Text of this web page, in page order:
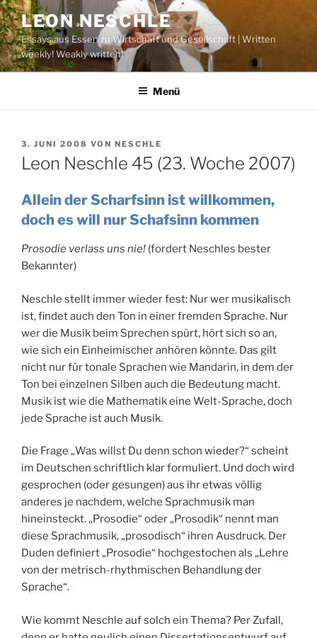
Zum
Inhalt
springen
LEON NESCHLE
Essays aus Essen zu Wirtschaft und Gesellschaft | Written
weekly! Weakly written!
Menü
VERÖFFENTLICHT
AM
3. JUNI 2008 VON NESCHLE
Leon Neschle 45 (23. Woche 2007)
Allein der Scharfsinn ist willkommen,
doch es will nur Schafsinn kommen
Prosodie verlass uns nie! (fordert Neschles bester
Bekannter)
Neschle stellt immer wieder fest: Nur wer musikalisch
ist, findet auch den Ton in einer fremden Sprache. Nur
wer die Musik beim Sprechen spürt, hört sich so an,
wie sich ein Einheimischer anhören könnte. Das gilt
nicht nur für tonale Sprachen wie Mandarin, in dem der
Ton bei einzelnen Silben auch die Bedeutung macht.
Musik ist wie die Mathematik eine Welt-Sprache, doch
jede Sprache ist auch Musik.
Die Frage „Was willst Du denn schon wieder?“ scheint
im Deutschen schriftlich klar formuliert. Und doch wird
gesprochen (oder gesungen) aus ihr etwas völlig
anderes je nachdem, welche Sprachmusik man
hineinsteckt. „Prosodie“ oder „Prosodik“ nennt man
diese Sprachmusik, „prosodisch“ ihren Ausdruck. Der
Duden definiert „Prosodie“ hochgestochen als „Lehre
von der metrisch-rhythmischen Behandlung der
Sprache“.
Wie kommt Neschle auf solch ein Thema? Per Zufall,